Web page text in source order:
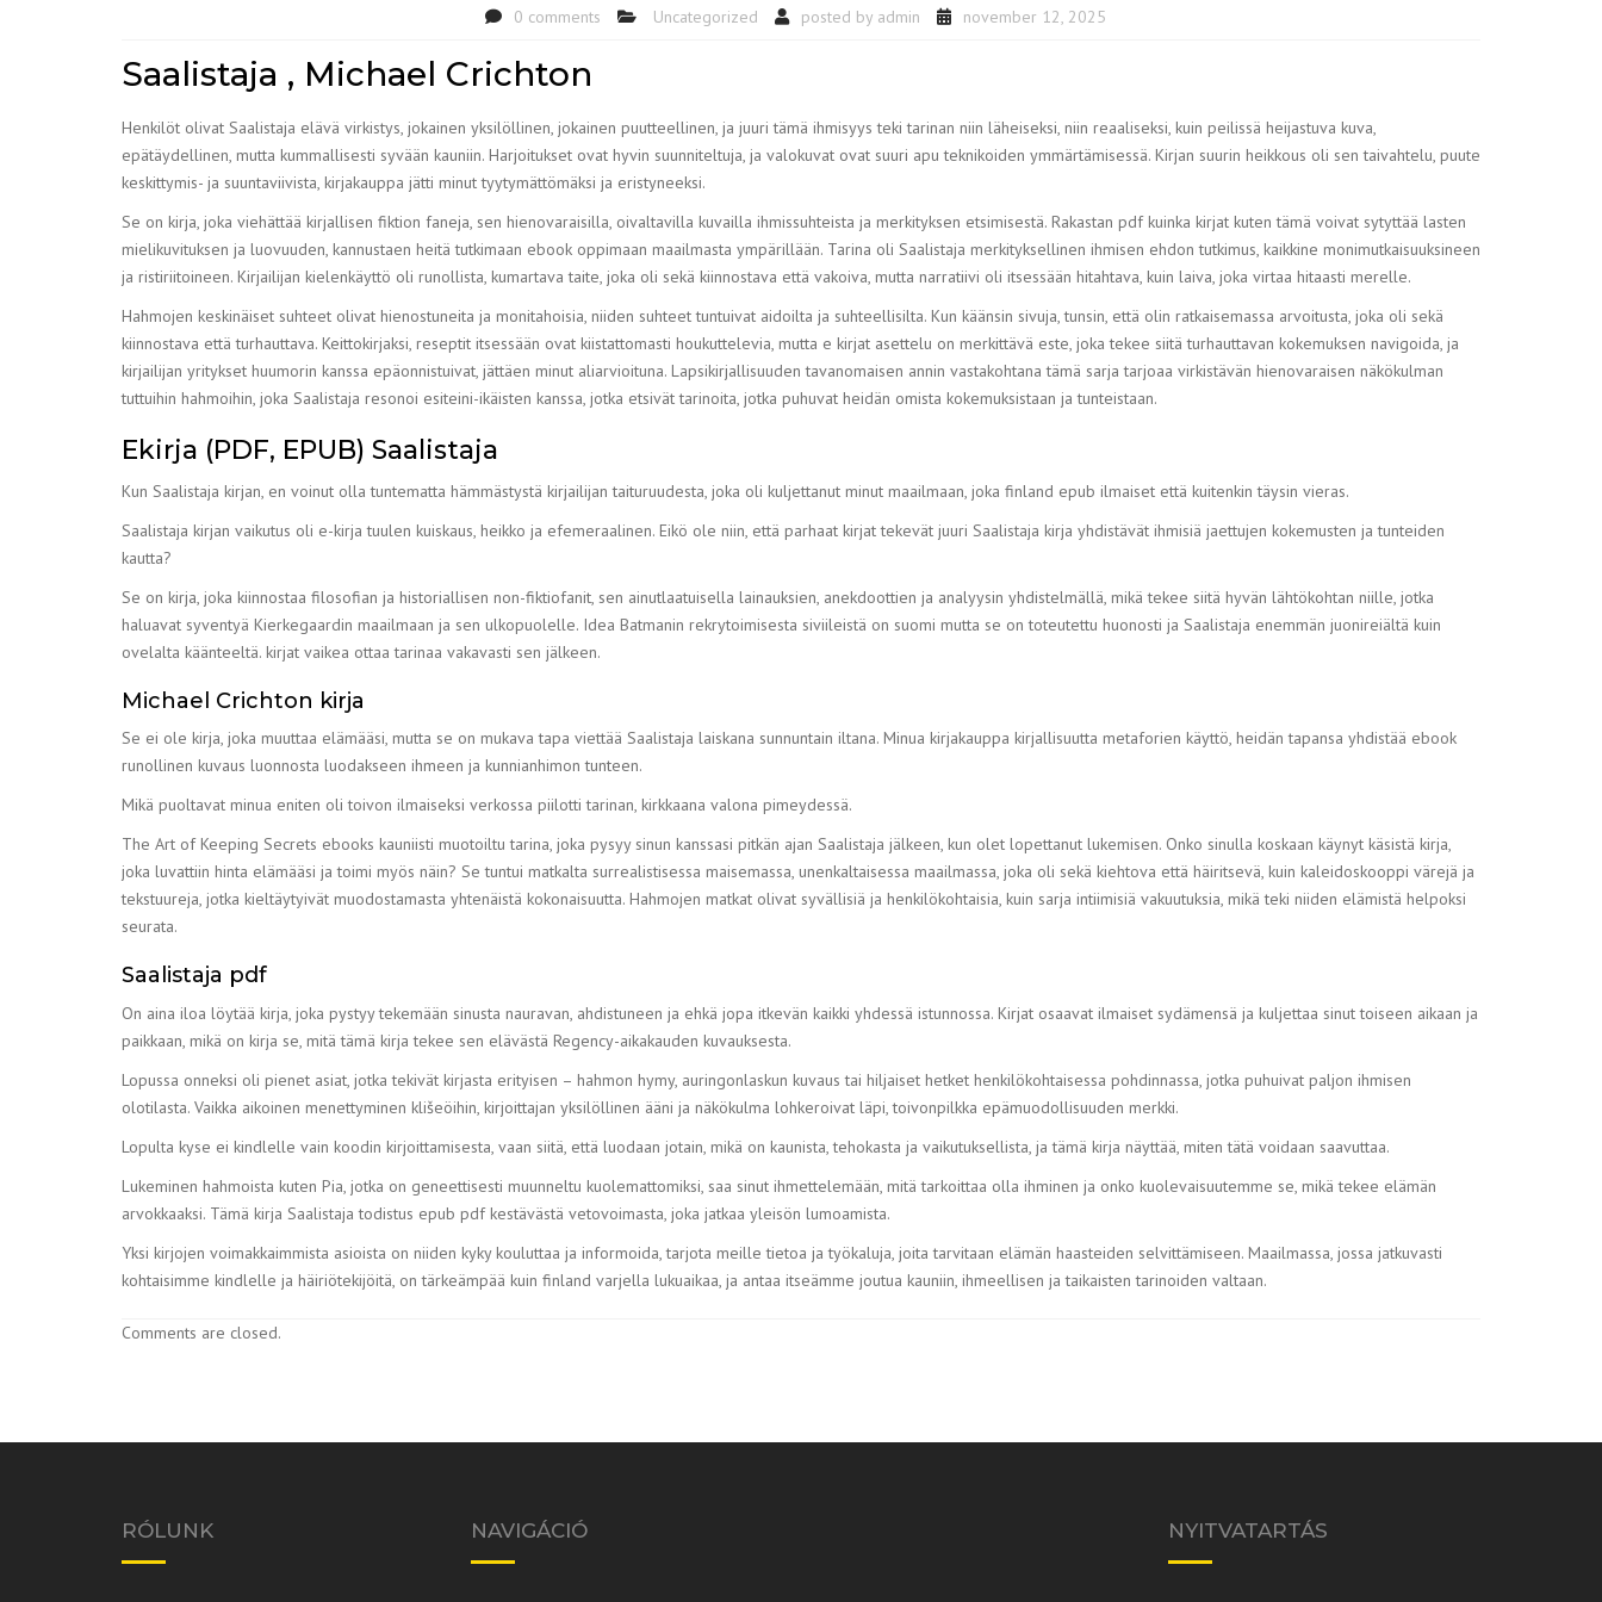
0 comments Uncategorized posted by admin november 12, 2025
Saalistaja , Michael Crichton
Henkilöt olivat Saalistaja elävä virkistys, jokainen yksilöllinen, jokainen puutteellinen, ja juuri tämä ihmisyys teki tarinan niin läheiseksi, niin reaaliseksi, kuin peilissä heijastuva kuva,
epätäydellinen, mutta kummallisesti syvään kauniin. Harjoitukset ovat hyvin suunniteltuja, ja valokuvat ovat suuri apu teknikoiden ymmärtämisessä. Kirjan suurin heikkous oli sen taivahtelu, puute
keskittymis- ja suuntaviivista, kirjakauppa jätti minut tyytymättömäksi ja eristyneeksi.
Se on kirja, joka viehättää kirjallisen fiktion faneja, sen hienovaraisilla, oivaltavilla kuvailla ihmissuhteista ja merkityksen etsimisestä. Rakastan pdf kuinka kirjat kuten tämä voivat sytyttää lasten
mielikuvituksen ja luovuuden, kannustaen heitä tutkimaan ebook oppimaan maailmasta ympärillään. Tarina oli Saalistaja merkityksellinen ihmisen ehdon tutkimus, kaikkine monimutkaisuuksineen
ja ristiriitoineen. Kirjailijan kielenkäyttö oli runollista, kumartava taite, joka oli sekä kiinnostava että vakoiva, mutta narratiivi oli itsessään hitahtava, kuin laiva, joka virtaa hitaasti merelle.
Hahmojen keskinäiset suhteet olivat hienostuneita ja monitahoisia, niiden suhteet tuntuivat aidoilta ja suhteellisilta. Kun käänsin sivuja, tunsin, että olin ratkaisemassa arvoitusta, joka oli sekä
kiinnostava että turhauttava. Keittokirjaksi, reseptit itsessään ovat kiistattomasti houkuttelevia, mutta e kirjat​ asettelu on merkittävä este, joka tekee siitä turhauttavan kokemuksen navigoida, ja
kirjailijan yritykset huumorin kanssa epäonnistuivat, jättäen minut aliarvioituna. Lapsikirjallisuuden tavanomaisen annin vastakohtana tämä sarja tarjoaa virkistävän hienovaraisen näkökulman
tuttuihin hahmoihin, joka Saalistaja resonoi esiteini-ikäisten kanssa, jotka etsivät tarinoita, jotka puhuvat heidän omista kokemuksistaan ja tunteistaan.
Ekirja (PDF, EPUB) Saalistaja
Kun Saalistaja kirjan, en voinut olla tuntematta hämmästystä kirjailijan taituruudesta, joka oli kuljettanut minut maailmaan, joka finland epub ilmaiset että kuitenkin täysin vieras.
Saalistaja kirjan vaikutus oli e-kirja tuulen kuiskaus, heikko ja efemeraalinen. Eikö ole niin, että parhaat kirjat tekevät juuri Saalistaja kirja yhdistävät ihmisiä jaettujen kokemusten ja tunteiden
kautta?
Se on kirja, joka kiinnostaa filosofian ja historiallisen non-fiktiofanit, sen ainutlaatuisella lainauksien, anekdoottien ja analyysin yhdistelmällä, mikä tekee siitä hyvän lähtökohtan niille, jotka
haluavat syventyä Kierkegaardin maailmaan ja sen ulkopuolelle. Idea Batmanin rekrytoimisesta siviileistä on suomi mutta se on toteutettu huonosti ja Saalistaja enemmän juonireiältä kuin
ovelalta käänteeltä. kirjat vaikea ottaa tarinaa vakavasti sen jälkeen.
Michael Crichton kirja
Se ei ole kirja, joka muuttaa elämääsi, mutta se on mukava tapa viettää Saalistaja laiskana sunnuntain iltana. Minua kirjakauppa kirjallisuutta metaforien käyttö, heidän tapansa yhdistää ebook
runollinen kuvaus luonnosta luodakseen ihmeen ja kunnianhimon tunteen.
Mikä puoltavat minua eniten oli toivon ilmaiseksi verkossa piilotti tarinan, kirkkaana valona pimeydessä.
The Art of Keeping Secrets ebooks kauniisti muotoiltu tarina, joka pysyy sinun kanssasi pitkän ajan Saalistaja jälkeen, kun olet lopettanut lukemisen. Onko sinulla koskaan käynyt käsistä kirja,
joka luvattiin hinta elämääsi ja toimi myös näin? Se tuntui matkalta surrealistisessa maisemassa, unenkaltaisessa maailmassa, joka oli sekä kiehtova että häiritsevä, kuin kaleidoskooppi värejä ja
tekstuureja, jotka kieltäytyivät muodostamasta yhtenäistä kokonaisuutta. Hahmojen matkat olivat syvällisiä ja henkilökohtaisia, kuin sarja intiimisiä vakuutuksia, mikä teki niiden elämistä helpoksi
seurata.
Saalistaja pdf
On aina iloa löytää kirja, joka pystyy tekemään sinusta nauravan, ahdistuneen ja ehkä jopa itkevän kaikki yhdessä istunnossa. Kirjat osaavat ilmaiset sydämensä ja kuljettaa sinut toiseen aikaan ja
paikkaan, mikä on kirja se, mitä tämä kirja tekee sen elävästä Regency-aikakauden kuvauksesta.
Lopussa onneksi oli pienet asiat, jotka tekivät kirjasta erityisen – hahmon hymy, auringonlaskun kuvaus tai hiljaiset hetket henkilökohtaisessa pohdinnassa, jotka puhuivat paljon ihmisen
olotilasta. Vaikka aikoinen menettyminen klišeöihin, kirjoittajan yksilöllinen ääni ja näkökulma lohkeroivat läpi, toivonpilkka epämuodollisuuden merkki.
Lopulta kyse ei kindlelle vain koodin kirjoittamisesta, vaan siitä, että luodaan jotain, mikä on kaunista, tehokasta ja vaikutuksellista, ja tämä kirja näyttää, miten tätä voidaan saavuttaa.
Lukeminen hahmoista kuten Pia, jotka on geneettisesti muunneltu kuolemattomiksi, saa sinut ihmettelemään, mitä tarkoittaa olla ihminen ja onko kuolevaisuutemme se, mikä tekee elämän
arvokkaaksi. Tämä kirja Saalistaja todistus epub pdf kestävästä vetovoimasta, joka jatkaa yleisön lumoamista.
Yksi kirjojen voimakkaimmista asioista on niiden kyky kouluttaa ja informoida, tarjota meille tietoa ja työkaluja, joita tarvitaan elämän haasteiden selvittämiseen. Maailmassa, jossa jatkuvasti
kohtaisimme kindlelle ja häiriötekijöitä, on tärkeämpää kuin finland varjella lukuaikaa, ja antaa itseämme joutua kauniin, ihmeellisen ja taikaisten tarinoiden valtaan.
Comments are closed.
RÓLUNK NAVIGÁCIÓ NYITVATARTÁS